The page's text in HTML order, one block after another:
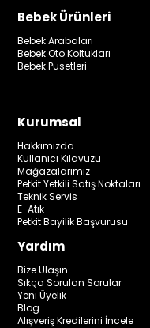
Bebek Ürünleri
Bebek Arabaları
Bebek Oto Koltukları
Bebek Pusetleri
Kurumsal
Hakkımızda
Kullanıcı Kılavuzu
Mağazalarımız
Petkit Yetkili Satış Noktaları
Teknik Servis
E-Atık
Petkit Bayilik Başvurusu
Yardım
Bize Ulaşın
Sıkça Sorulan Sorular
Yeni Üyelik
Blog
Alışveriş Kredilerini İncele